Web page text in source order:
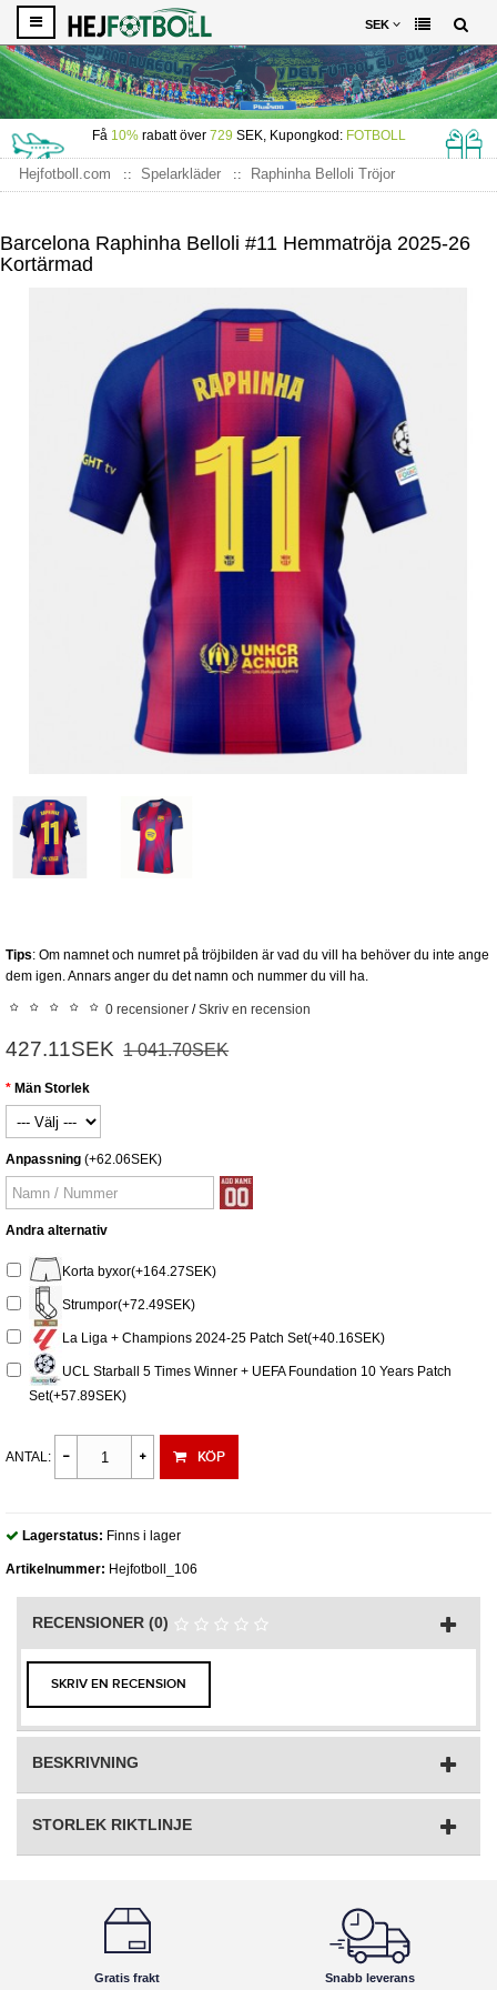
SEK
Få 10%rabatt över 729 SEK, Kupongkod: FOTBOLL
Hejfotboll.com Spelarkläder
Raphinha Belloli Tröjor
Barcelona Raphinha Belloli #11 Hemmatröja 2025-26
Kortärmad
Tips: Om namnet och numret på tröjbilden är vad du vill ha behöver du inte ange
dem igen. Annars anger du det namn och nummer du vill ha.
0 recensioner /Skriv en recension
427.11SEK 1 041.70SEK
Män Storlek
Anpassning (+62.06SEK)
Andra alternativ
Korta byxor(+164.27SEK)
Strumpor(+72.49SEK)
La Liga + Champions 2024-25 Patch Set(+40.16SEK)
UCL Starball 5 Times Winner + UEFA Foundation 10 Years Patch
Set(+57.89SEK)
ANTAL: KÖP
Lagerstatus: Finns i lager
Artikelnummer: Hejfotboll_106
RECENSIONER (0)
SKRIV EN RECENSION
BESKRIVNING
STORLEK RIKTLINJE
Gratis frakt Snabb leverans